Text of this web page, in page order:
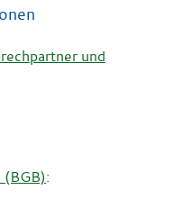
und
: